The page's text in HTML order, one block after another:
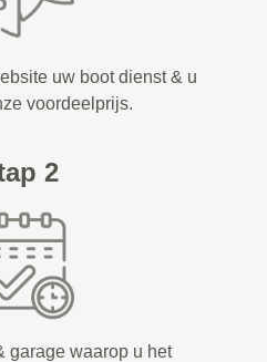
uw boot dienst & u
voordeelprijs.
2
garage waarop u het